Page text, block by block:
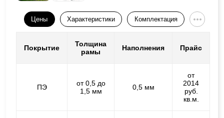
Цены Характеристики Комплектация
Покрытие
Толщина
рамы
Наполнения Прайс
ПЭ
от 0,5 до
1,5 мм
0,5 мм
от
2014
руб.
кв.м.